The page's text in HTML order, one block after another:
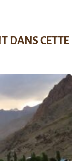
DANS CETTE